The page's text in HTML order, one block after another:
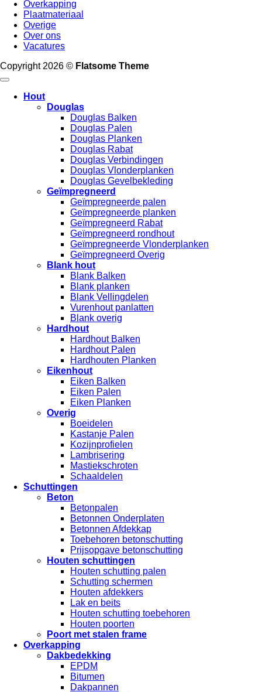
Overkapping
Plaatmateriaal
Overige
Over ons
Vacatures
Copyright 2026 © Flatsome Theme
Hout
Douglas
Douglas Balken
Douglas Palen
Douglas Planken
Douglas Rabat
Douglas Verbindingen
Douglas Vlonderplanken
Douglas Gevelbekleding
Geïmpregneerd
Geïmpregneerde palen
Geïmpregneerde planken
Geïmpregneerd Rabat
Geïmpregneerd rondhout
Geïmpregneerde Vlonderplanken
Geïmpregneerd Overig
Blank hout
Blank Balken
Blank planken
Blank Vellingdelen
Vurenhout panlatten
Blank overig
Hardhout
Hardhout Balken
Hardhout Palen
Hardhouten Planken
Eikenhout
Eiken Balken
Eiken Palen
Eiken Planken
Overig
Boeidelen
Kastanje Palen
Kozijnprofielen
Lambrisering
Mastiekschroten
Schaaldelen
Schuttingen
Beton
Betonpalen
Betonnen Onderplaten
Betonnen Afdekkap
Toebehoren betonschutting
Prijsopgave betonschutting
Houten schuttingen
Houten schutting palen
Schutting schermen
Houten afdekkers
Lak en beits
Houten schutting toebehoren
Houten poorten
Poort met stalen frame
Overkapping
Dakbedekking
EPDM
Bitumen
Dakpannen